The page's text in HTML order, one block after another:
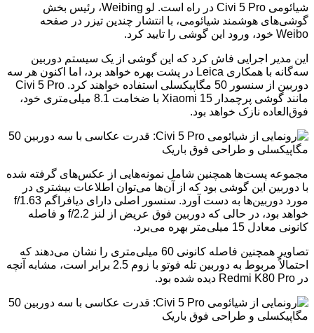
شیائومی Civi 5 Pro در راه است. لو Weibing، رئیس بخش
گوشی‌های هوشمند شیائومی، با انتشار چندین تیزر در صفحه
Weibo خود، ورود این گوشی را تایید کرد.
این مدیر اجرایی فاش کرد که این گوشی از یک سیستم دوربین
سه‌گانه با همکاری Leica در پشت بهره خواهد برد، اما اکنون هر سه
دوربین از سنسور 50 مگاپیکسلی استفاده خواهند کرد. Civi 5 Pro
مانند گوشی پرچمدار Xiaomi 15 با ضخامت 8.1 میلی‌متری خود،
فوق‌العاده نازک خواهد بود.
مجموعه پست‌ها همچنین شامل نمونه‌هایی از عکس‌های گرفته شده
با دوربین این گوشی بود که از آن‌ها می‌توان اطلاعات بیشتری در
مورد دوربین‌ها به دست آورد. سنسور اصلی دارای دیافراگم f/1.63
خواهد بود، در حالی که دوربین فوق عریض از لنز f/2.2 و فاصله
کانونی معادل 15 میلی‌متر بهره می‌برد.
تصاویر همچنین فاصله کانونی 60 میلی‌متری را نشان می‌دهند که
احتمالاً مربوط به دوربین تله فوتو با زوم 2.5 برابر است، مشابه آنچه
در Redmi K80 Pro دیده شده بود.